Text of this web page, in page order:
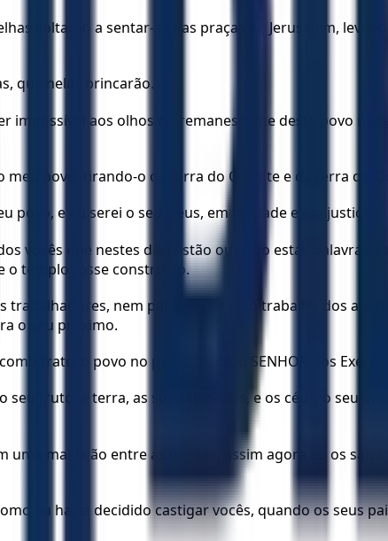
voltarão a sentar-se nas praças de Jerusalém,
que nelas brincarão.
impossível aos olhos do remanescente deste povo
meu povo, tirando-o da terra do Oriente e da terra do
povo, e eu serei o seu Deus, em verdade e em justiça.
vocês que nestes dias estão ouvindo estas palavras
o templo fosse construído.
trabalhadores, nem pagamento pelo trabalho dos
o seu próximo.
tratei o povo no passado, diz o SENHOR dos
seu fruto, a terra, as suas colheitas, e os céus, o seu
uma maldição entre as nações, assim agora eu os
eu havia decidido castigar vocês, quando os seus